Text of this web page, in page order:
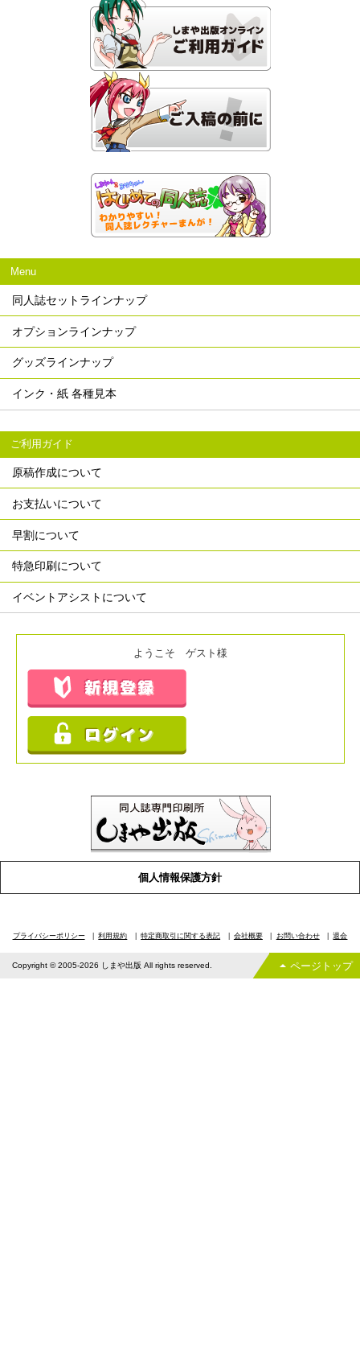
Menu
同人誌セットラインナップ
オプションラインナップ
グッズラインナップ
インク・紙 各種見本
ご利用ガイド
原稿作成について
お支払いについて
早割について
特急印刷について
イベントアシストについて
ようこそ ゲスト様
個人情報保護方針
プライバシーポリシー 利用規約 特定商取引に関する表記 会社概要 お問い合わせ 退会
Copyright © 2005-2026 しまや出版 All rights reserved. ページトップ